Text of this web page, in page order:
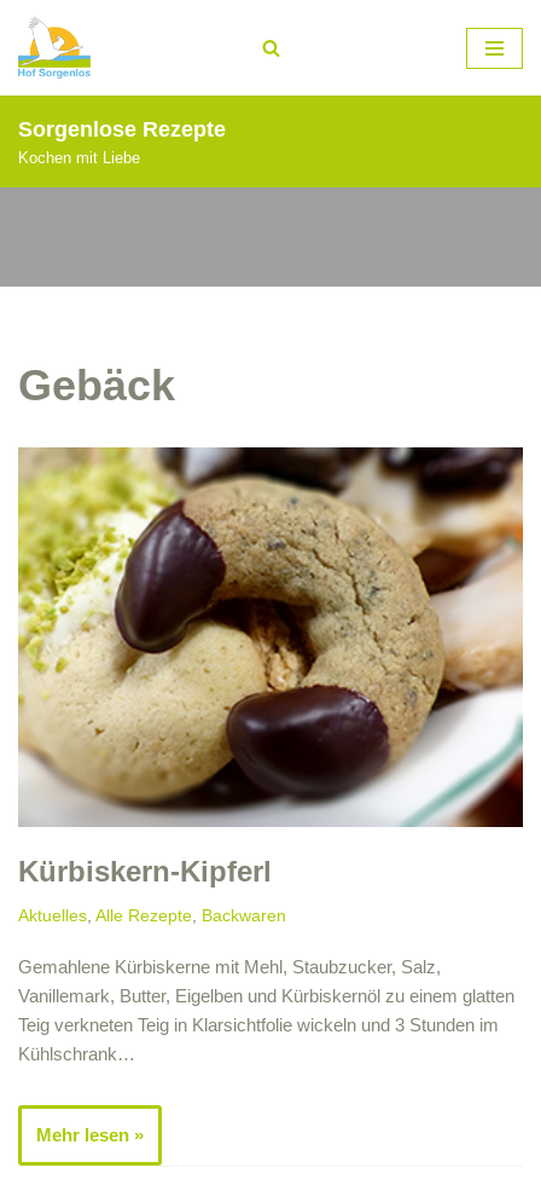
Zum
Inhalt
springen
Sorgenlose Rezepte
Kochen mit Liebe
Gebäck
Kürbiskern-Kipferl
Aktuelles Alle Rezepte Backwaren
Gemahlene Kürbiskerne mit Mehl, Staubzucker, Salz,
Vanillemark, Butter, Eigelben und Kürbiskernöl zu einem glatten
Teig verkneten Teig in Klarsichtfolie wickeln und 3 Stunden im
Kühlschrank…
Mehr lesen »